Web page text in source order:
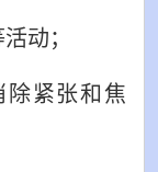
动；
除紧张和焦